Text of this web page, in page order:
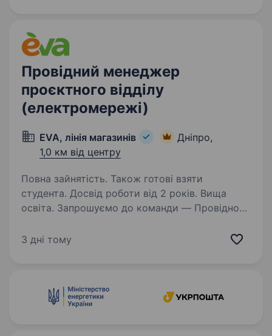
Провідний менеджер
проєктного відділу
(електромережі)
EVA, лінія магазинів
Дніпро,
1,0 км від центру
Повна зайнятість. Також готові взяти
студента. Досвід роботи від 2 років. Вища
освіта. Запрошуємо до команди — Провідного
(електромережі), який координуватиме
3 дні тому